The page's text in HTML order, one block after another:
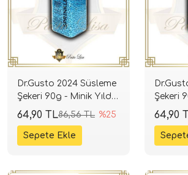
Dr.Gusto 2024 Süsleme
Şekeri 90g - Minik Yıldız
(Mavi)
86,56 TL %25
64,90 TL
Şekeri
(Sarı)
64,90